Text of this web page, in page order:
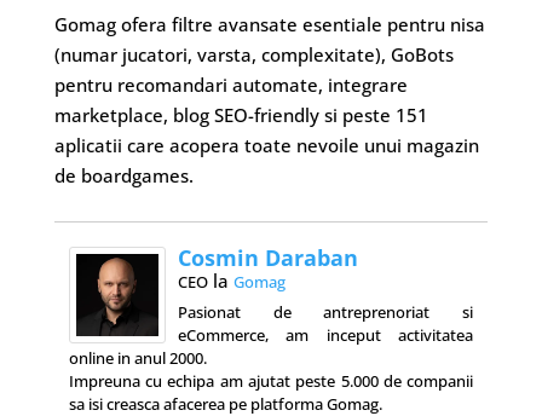
Gomag ofera filtre avansate esentiale pentru nisa
(numar jucatori, varsta, complexitate), GoBots
pentru recomandari automate, integrare
marketplace, blog SEO-friendly si peste 151
aplicatii care acopera toate nevoile unui magazin
de boardgames.
Cosmin Daraban
CEOla Gomag
Pasionat de antreprenoriat si
eCommerce, am inceput activitatea
online in anul 2000.
Impreuna cu echipa am ajutat peste 5.000 de companii
sa isi creasca afacerea pe platforma Gomag.